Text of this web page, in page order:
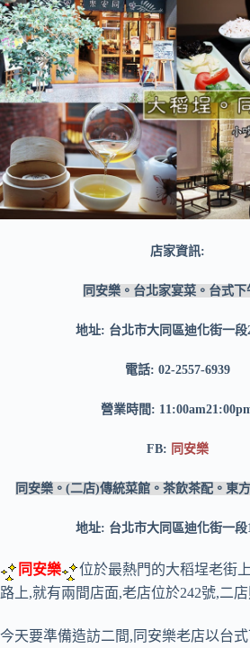
店家資訊:
同安樂。台北家宴菜。台式下
地址: 台北市大同區迪化街一段
電話: 02-2557-6939
營業時間:
FB: 同安樂
同安樂。(二店)傳統菜館。茶飲茶配。東
地址: 台北市大同區迪化街一段
同安樂
位於最熱門的大稻埕老街
路上,就有兩間店面,老店位於242號,二
今天要準備造訪二間,同安樂老店以台